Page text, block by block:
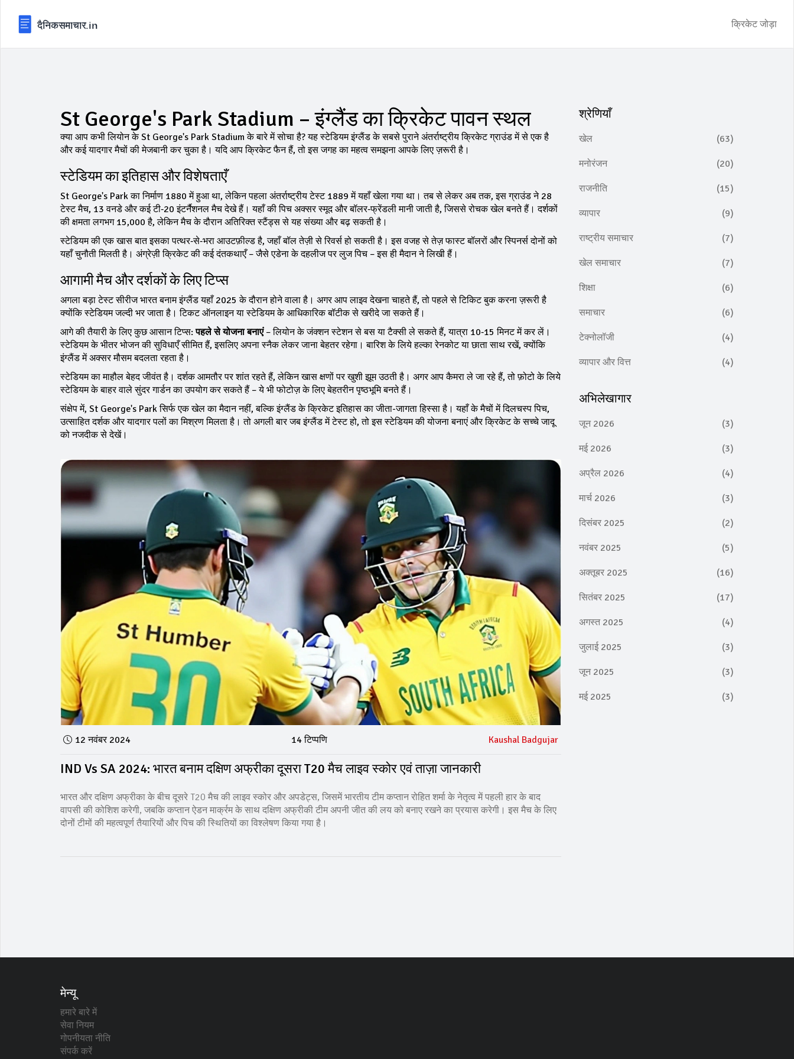
क्रिकेट जोड़ा
St George's Park Stadium – इंग्लैंड का क्रिकेट पावन स्थल
क्या आप कभी लियोन के St George's Park Stadium के बारे में सोचा है? यह स्टेडियम इंग्लैंड के सबसे पुराने अंतर्राष्ट्रीय क्रिकेट ग्राउंड में से एक है
और कई यादगार मैचों की मेजबानी कर चुका है। यदि आप क्रिकेट फैन हैं, तो इस जगह का महत्व समझना आपके लिए ज़रूरी है।
स्टेडियम का इतिहास और विशेषताएँ
St George's Park का निर्माण 1880 में हुआ था, लेकिन पहला अंतर्राष्ट्रीय टेस्ट 1889 में यहाँ खेला गया था। तब से लेकर अब तक, इस ग्राउंड ने 28
टेस्ट मैच, 13 वनडे और कई टी‑20 इंटर्नैशनल मैच देखे हैं। यहाँ की पिच अक्सर स्मूद और बॉलर‑फ्रेंडली मानी जाती है, जिससे रोचक खेल बनते हैं। दर्शकों
की क्षमता लगभग 15,000 है, लेकिन मैच के दौरान अतिरिक्त स्टैंड्स से यह संख्या और बढ़ सकती है।
स्टेडियम की एक खास बात इसका पत्थर‑से‑भरा आउटफ़ील्ड है, जहाँ बॉल तेज़ी से रिवर्स हो सकती है। इस वजह से तेज़ फास्ट बॉलरों और स्पिनर्स दोनों को
यहाँ चुनौती मिलती है। अंग्रेज़ी क्रिकेट की कई दंतकथाएँ – जैसे एडेना के दहलीज पर लुज पिच – इस ही मैदान ने लिखी हैं।
आगामी मैच और दर्शकों के लिए टिप्स
अगला बड़ा टेस्ट सीरीज भारत बनाम इंग्लैंड यहाँ 2025 के दौरान होने वाला है। अगर आप लाइव देखना चाहते हैं, तो पहले से टिकिट बुक करना ज़रूरी है
क्योंकि स्टेडियम जल्दी भर जाता है। टिकट ऑनलाइन या स्टेडियम के आधिकारिक बॉटीक से खरीदे जा सकते हैं।
आगे की तैयारी के लिए कुछ आसान टिप्स:पहले से योजना बनाएं– लियोन के जंक्शन स्टेशन से बस या टैक्सी ले सकते हैं, यात्रा 10‑15 मिनट में कर लें।
स्टेडियम के भीतर भोजन की सुविधाएँ सीमित हैं, इसलिए अपना स्नैक लेकर जाना बेहतर रहेगा। बारिश के लिये हल्का रेनकोट या छाता साथ रखें, क्योंकि
इंग्लैंड में अक्सर मौसम बदलता रहता है।
स्टेडियम का माहौल बेहद जीवंत है। दर्शक आमतौर पर शांत रहते हैं, लेकिन खास क्षणों पर खुशी झूम उठती है। अगर आप कैमरा ले जा रहे हैं, तो फ़ोटो के लिये
स्टेडियम के बाहर वाले सुंदर गार्डन का उपयोग कर सकते हैं – ये भी फोटोज़ के लिए बेहतरीन पृष्ठभूमि बनते हैं।
संक्षेप में, St George's Park सिर्फ एक खेल का मैदान नहीं, बल्कि इंग्लैंड के क्रिकेट इतिहास का जीता-जागता हिस्सा है। यहाँ के मैचों में दिलचस्प पिच,
उत्साहित दर्शक और यादगार पलों का मिश्रण मिलता है। तो अगली बार जब इंग्लैंड में टेस्ट हो, तो इस स्टेडियम की योजना बनाएं और क्रिकेट के सच्चे जादू
को नजदीक से देखें।
12 नवंबर 2024 14 टिप्पणि Kaushal Badgujar
IND Vs SA 2024: भारत बनाम दक्षिण अफ्रीका दूसरा T20 मैच लाइव स्कोर एवं ताज़ा जानकारी
भारत और दक्षिण अफ्रीका के बीच दूसरे T20 मैच की लाइव स्कोर और अपडेट्स, जिसमें भारतीय टीम कप्तान रोहित शर्मा के नेतृत्व में पहली हार के बाद
वापसी की कोशिश करेगी, जबकि कप्तान ऐडन मार्क्रम के साथ दक्षिण अफ्रीकी टीम अपनी जीत की लय को बनाए रखने का प्रयास करेगी। इस मैच के लिए
दोनों टीमों की महत्वपूर्ण तैयारियों और पिच की स्थितियों का विश्लेषण किया गया है।
श्रेणियाँ
खेल (63)
मनोरंजन (20)
राजनीति (15)
व्यापार (9)
राष्ट्रीय समाचार (7)
खेल समाचार (7)
शिक्षा (6)
समाचार (6)
टेक्नोलॉजी (4)
व्यापार और वित्त (4)
अभिलेखागार
जून 2026 (3)
मई 2026 (3)
अप्रैल 2026 (4)
मार्च 2026 (3)
दिसंबर 2025 (2)
नवंबर 2025 (5)
अक्तूबर 2025 (16)
सितंबर 2025 (17)
अगस्त 2025 (4)
जुलाई 2025 (3)
जून 2025 (3)
मई 2025 (3)
मेन्यू
हमारे बारे में
सेवा नियम
गोपनीयता नीति
संपर्क करें